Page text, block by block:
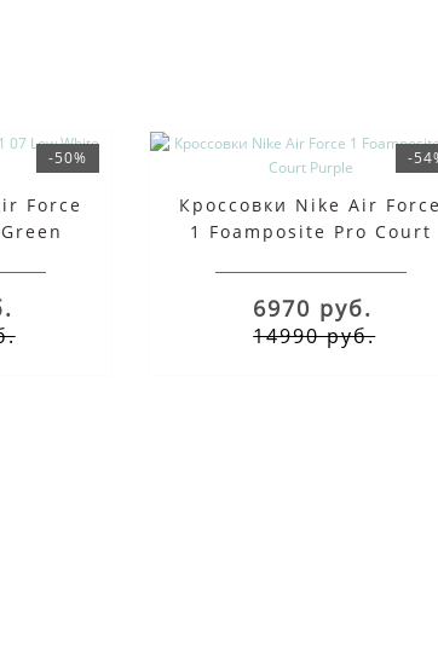
-50%
Force
-
Кроссовки Nike Air Force
1 Foamposite Pro Court
6970 руб.
14990 руб.